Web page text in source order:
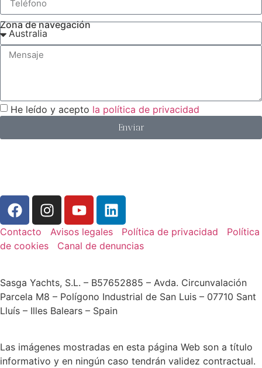
Zona de navegación
He leído y acepto la política de privacidad
Enviar
Contacto Avisos legales Política de privacidad
Política
de cookies
Canal de denuncias
Sasga Yachts, S.L. – B57652885 – Avda. Circunvalación
Parcela M8 – Polígono Industrial de San Luis – 07710 Sant
Lluís – Illes Balears – Spain
Las imágenes mostradas en esta página Web son a título
informativo y en ningún caso tendrán validez contractual.